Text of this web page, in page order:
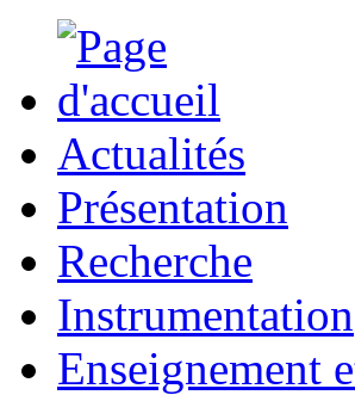
Actualités
Présentation
Recherche
Instrumentation
Enseignement